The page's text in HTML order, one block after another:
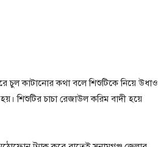
চুল কাটানোর কথা বলে শিশুটিকে নিয়ে উধাও
চাচা রেজাউল করিম বাদী হয়ে